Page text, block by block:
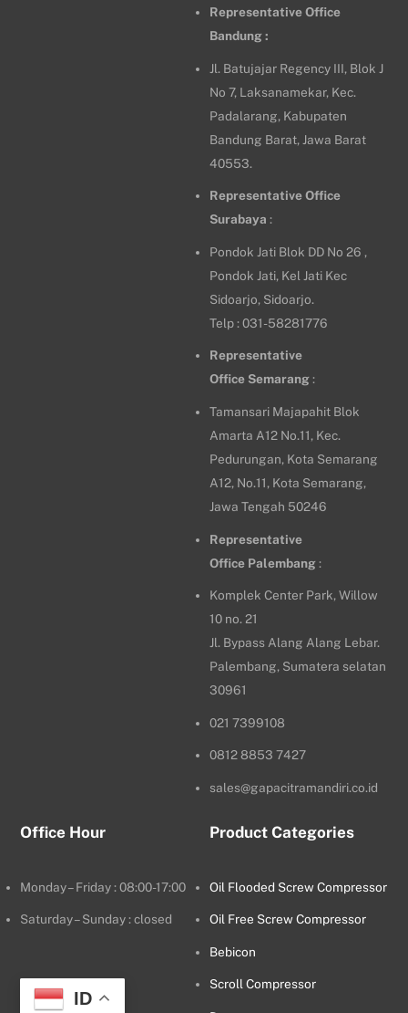
Representative Office
Bandung :
Jl. Batujajar Regency III, Blok J
No 7, Laksanamekar, Kec.
Padalarang, Kabupaten
Bandung Barat, Jawa Barat
40553.
Representative Office
Surabaya :
Pondok Jati Blok DD No 26 ,
Pondok Jati, Kel Jati Kec
Sidoarjo, Sidoarjo.
Telp : 031-58281776
Representative
Office Semarang:
Tamansari Majapahit Blok
Amarta A12 No.11, Kec.
Pedurungan, Kota Semarang
A12, No.11, Kota Semarang,
Jawa Tengah 50246
Representative
Office Palembang :
Komplek Center Park, Willow
10 no. 21
Jl. Bypass Alang Alang Lebar.
Palembang, Sumatera selatan
30961
021 7399108
0812 8853 7427
sales@gapacitramandiri.co.id
Office Hour
Monday – Friday : 08:00-17:00
Saturday – Sunday : closed
ID
Product Categories
Oil Flooded Screw Compressor
Oil Free Screw Compressor
Bebicon
Scroll Compressor